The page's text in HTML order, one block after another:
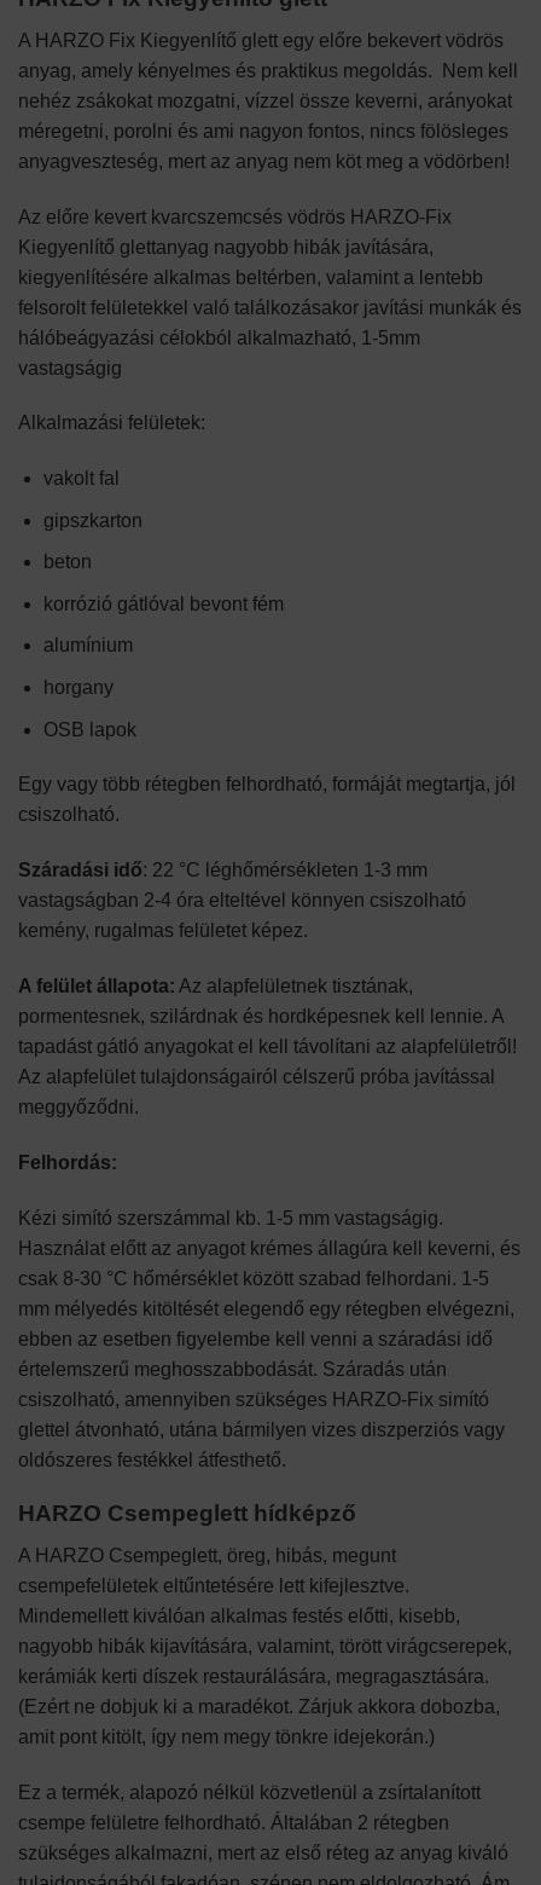
A HARZO Fix Kiegyenlítő glett egy előre bekevert vödrös
anyag, amely kényelmes és praktikus megoldás. Nem kell
nehéz zsákokat mozgatni, vízzel össze keverni, arányokat
méregetni, porolni és ami nagyon fontos, nincs fölösleges
anyagveszteség, mert az anyag nem köt meg a vödörben!
Az előre kevert kvarcszemcsés vödrös HARZO-Fix
Kiegyenlítő glettanyag nagyobb hibák javítására,
kiegyenlítésére alkalmas beltérben, valamint a lentebb
felsorolt felületekkel való találkozásakor javítási munkák és
hálóbeágyazási célokból alkalmazható, 1-5mm
vastagságig
Alkalmazási felületek:
vakolt fal
gipszkarton
beton
korrózió gátlóval bevont fém
alumínium
horgany
OSB lapok
Egy vagy több rétegben felhordható, formáját megtartja, jól
csiszolható.
Száradási idő: 22 °C léghőmérsékleten 1-3 mm
vastagságban 2-4 óra elteltével könnyen csiszolható
kemény, rugalmas felületet képez.
A felület állapota: Az alapfelületnek tisztának,
pormentesnek, szilárdnak és hordképesnek kell lennie. A
tapadást gátló anyagokat el kell távolítani az alapfelületről!
Az alapfelület tulajdonságairól célszerű próba javítással
meggyőződni.
Felhordás:
Kézi simító szerszámmal kb. 1-5 mm vastagságig.
Használat előtt az anyagot krémes állagúra kell keverni, és
csak 8-30 °C hőmérséklet között szabad felhordani. 1-5
mm mélyedés kitöltését elegendő egy rétegben elvégezni,
ebben az esetben figyelembe kell venni a száradási idő
értelemszerű meghosszabbodását. Száradás után
csiszolható, amennyiben szükséges HARZO-Fix simító
glettel átvonható, utána bármilyen vizes diszperziós vagy
oldószeres festékkel átfesthető.
HARZO Csempeglett hídképző
A HARZO Csempeglett, öreg, hibás, megunt
csempefelületek eltűntetésére lett kifejlesztve.
Mindemellett kiválóan alkalmas festés előtti, kisebb,
nagyobb hibák kijavítására, valamint, törött virágcserepek,
kerámiák kerti díszek restaurálására, megragasztására.
(Ezért ne dobjuk ki a maradékot. Zárjuk akkora dobozba,
amit pont kitölt, így nem megy tönkre idejekorán.)
Ez a termék, alapozó nélkül közvetlenül a zsírtalanított
csempe felületre felhordható. Általában 2 rétegben
szükséges alkalmazni, mert az első réteg az anyag kiváló